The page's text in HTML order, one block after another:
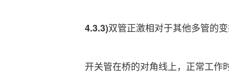
4.3.3)双管正激相对于其他多管的
开关管在桥的对角线上，正常工作